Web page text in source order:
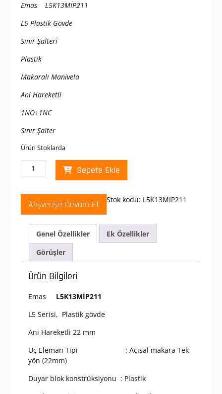
₺ 866,00.
Emas L5K13MİP211
L5 Plastik Gövde
Sınır Şalteri
Plastik
Makaralı Manivela
Ani Hareketli
1NO+1NC
Sınır Şalter
Ürün Stoklarda
Emas
L5K13MIP211
Sınır
Şalteri
L5
Plastik
Gövde
mm
Plastik
Makaralı
Ani
Hareketli
Sınır
adet
Sepete Ekle
Alışverişe Devam Et Stok kodu: L5K13MIP211
Genel Özellikler
Ek Özellikler
Görüşler
Ürün Bilgileri
Emas
L5K13MİP211
L5 Serisi, Plastik gövde
Ani Hareketli 22 mm
Uç Eleman Tipi : Açısal makara Tek
yön (22mm)
Duyar blok konstrüksiyonu : Plastik